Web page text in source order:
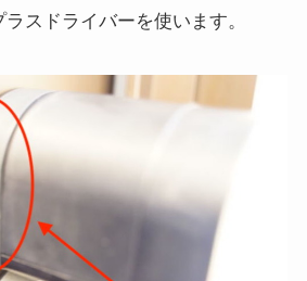
スドライバーを使います。